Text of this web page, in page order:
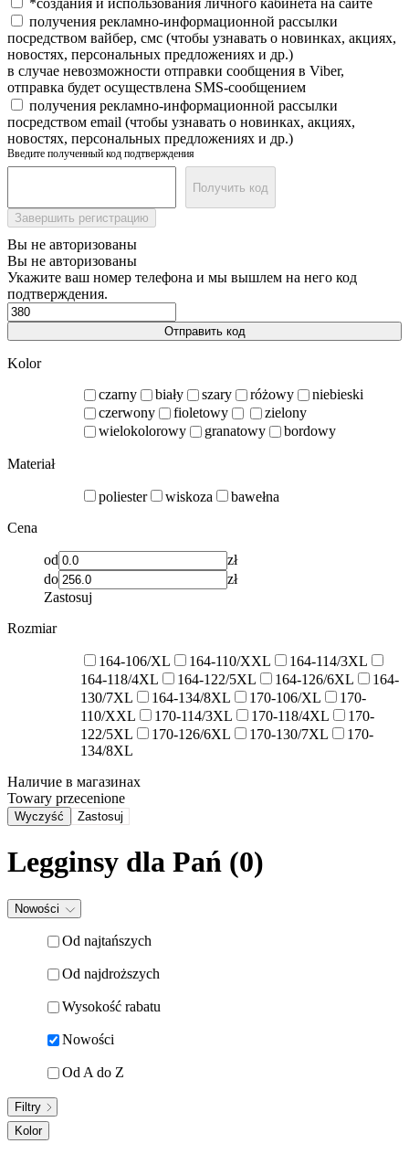
*создания и использования личного кабинета на сайте
получения рекламно-информационной рассылки
посредством вайбер, смс (чтобы узнавать о новинках, акциях,
новостях, персональных предложениях и др.)
в случае невозможности отправки сообщения в Viber,
отправка будет осуществлена SMS-сообщением
получения рекламно-информационной рассылки
посредством email (чтобы узнавать о новинках, акциях,
новостях, персональных предложениях и др.)
Введите полученный код подтверждения
Получить код
Завершить регистрацию
Вы не авторизованы
Вы не авторизованы
Укажите ваш номер телефона и мы вышлем на него код
подтверждения.
Отправить код
Kolor
czarny
biały szary różowy
niebieski
czerwony
fioletowy
zielony
wielokolorowy
granatowy bordowy
Materiał
poliester wiskoza
bawełna
Cena
od
zł
do
zł
Zastosuj
Rozmiar
164-106/XL 164-110/XXL
164-114/3XL
164-118/4XL
164-122/5XL 164-126/6XL
164-
130/7XL
164-134/8XL 170-106/XL
170-
110/XXL
170-114/3XL 170-118/4XL
170-
122/5XL
170-126/6XL 170-130/7XL
170-
134/8XL
Наличие в магазинах
Towary przecenione
Wyczyść Zastosuj
Legginsy dla Pań (0)
Nowości
Od najtańszych
Od najdroższych
Wysokość rabatu
Nowości
Od A do Z
Filtry
Kolor